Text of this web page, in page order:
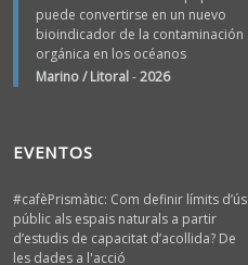
puede convertirse en un nuevo
bioindicador de la contaminación
orgánica en los océanos
Marino / Litoral-2026
EVENTOS
#cafèPrismàtic: Com definir límits d’ús
públic als espais naturals a partir
d’estudis de capacitat d’acollida? De
les dades a l'acció